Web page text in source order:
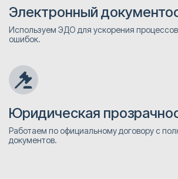
Электронный
Используем ЭДО для ускорения
ошибок.
Юридическая
Работаем по официальному договору с
документов.